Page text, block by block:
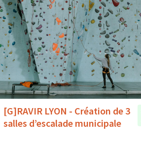
[G]RAVIR LYON - Création de 3
salles d’escalade municipale